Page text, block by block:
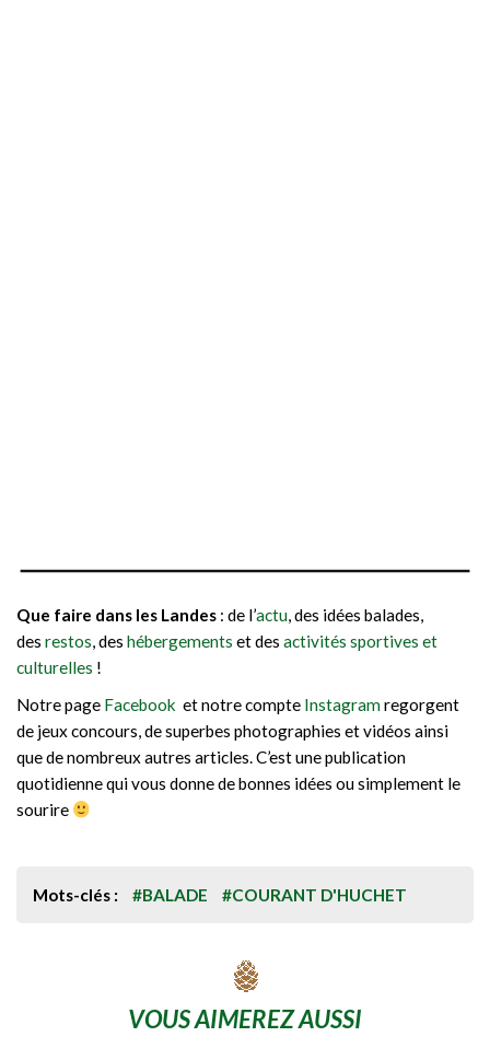
Que faire dans les Landes : de l’actu, des idées balades,
des restos, des hébergements et des activités sportives et
culturelles !
Notre page Facebook et notre compte Instagramregorgent
de jeux concours, de superbes photographies et vidéos ainsi
que de nombreux autres articles. C’est une publication
quotidienne qui vous donne de bonnes idées ou simplement le
sourire
Mots-clés : #BALADE #COURANT D'HUCHET
VOUS AIMEREZ AUSSI